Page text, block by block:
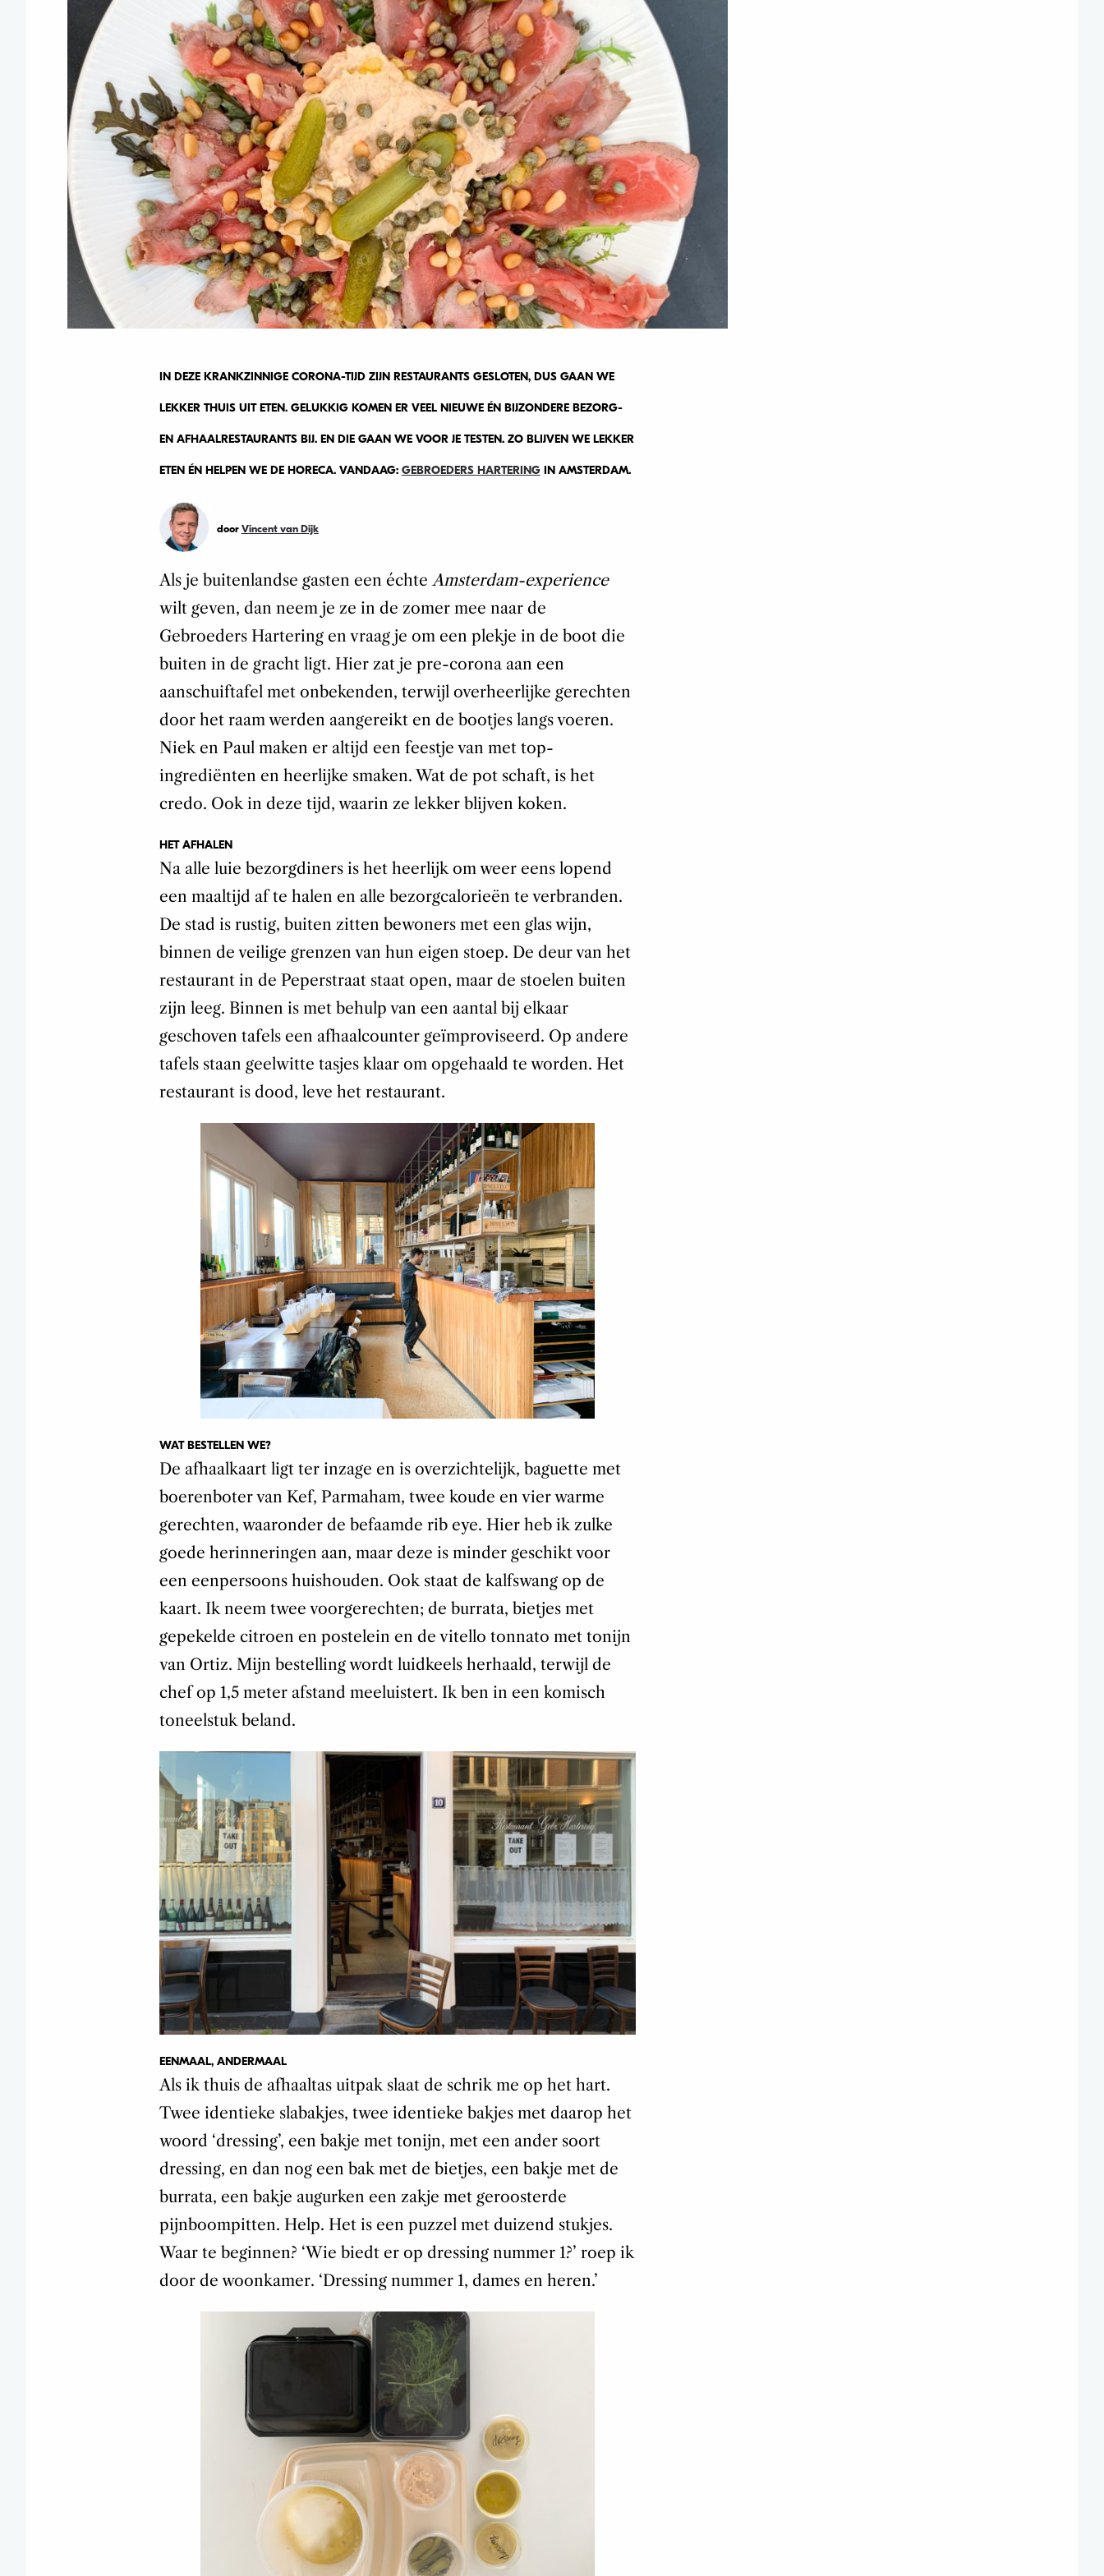
IN DEZE KRANKZINNIGE CORONA-TIJD ZIJN RESTAURANTS GESLOTEN, DUS GAAN WE
LEKKER THUIS UIT ETEN. GELUKKIG KOMEN ER VEEL NIEUWE ÉN BIJZONDERE BEZORG-
EN AFHAALRESTAURANTS BIJ. EN DIE GAAN WE VOOR JE TESTEN. ZO BLIJVEN WE LEKKER
ETEN ÉN HELPEN WE DE HORECA. VANDAAG: GEBROEDERS HARTERINGIN AMSTERDAM.
door Vincent van Dijk
Als je buitenlandse gasten een échteAmsterdam-experience
wilt geven, dan neem je ze in de zomer mee naar de
Gebroeders Hartering en vraag je om een plekje in de boot die
buiten in de gracht ligt. Hier zat je pre-corona aan een
aanschuiftafel met onbekenden, terwijl overheerlijke gerechten
door het raam werden aangereikt en de bootjes langs voeren.
Niek en Paul maken er altijd een feestje van met top-
ingrediënten en heerlijke smaken. Wat de pot schaft, is het
credo. Ook in deze tijd, waarin ze lekker blijven koken.
HET AFHALEN
Na alle luie bezorgdiners is het heerlijk om weer eens lopend
een maaltijd af te halen en alle bezorgcalorieën te verbranden.
De stad is rustig, buiten zitten bewoners met een glas wijn,
binnen de veilige grenzen van hun eigen stoep. De deur van het
restaurant in de Peperstraat staat open, maar de stoelen buiten
zijn leeg. Binnen is met behulp van een aantal bij elkaar
geschoven tafels een afhaalcounter geïmproviseerd. Op andere
tafels staan geelwitte tasjes klaar om opgehaald te worden. Het
restaurant is dood, leve het restaurant.
WAT BESTELLEN WE?
De afhaalkaart ligt ter inzage en is overzichtelijk, baguette met
boerenboter van Kef, Parmaham, twee koude en vier warme
gerechten, waaronder de befaamde rib eye. Hier heb ik zulke
goede herinneringen aan, maar deze is minder geschikt voor
een eenpersoons huishouden. Ook staat de kalfswang op de
kaart. Ik neem twee voorgerechten; de burrata, bietjes met
gepekelde citroen en postelein en de vitello tonnato met tonijn
van Ortiz. Mijn bestelling wordt luidkeels herhaald, terwijl de
chef op 1,5 meter afstand meeluistert. Ik ben in een komisch
toneelstuk beland.
EENMAAL, ANDERMAAL
Als ik thuis de afhaaltas uitpak slaat de schrik me op het hart.
Twee identieke slabakjes, twee identieke bakjes met daarop het
woord ‘dressing’, een bakje met tonijn, met een ander soort
dressing, en dan nog een bak met de bietjes, een bakje met de
burrata, een bakje augurken een zakje met geroosterde
pijnboompitten. Help. Het is een puzzel met duizend stukjes.
Waar te beginnen? ‘Wie biedt er op dressing nummer 1?’ roep ik
door de woonkamer. ‘Dressing nummer 1, dames en heren.’